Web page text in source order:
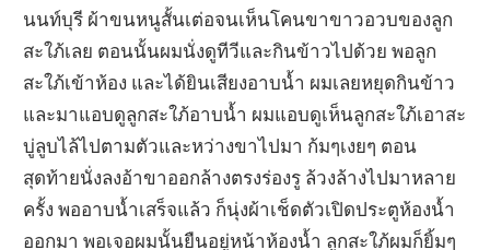
นนท์บุรี ผ้าขนหนูสั้นเต่อจนเห็นโคนขาขาวอวบของลูก
สะใภ้เลย ตอนนั้นผมนั่งดูทีวีและกินข้าวไปด้วย พอลูก
สะใภ้เข้าห้อง และได้ยินเสียงอาบน้ำ ผมเลยหยุดกินข้าว
และมาแอบดูลูกสะใภ้อาบน้ำ ผมแอบดูเห็นลูกสะใภ้เอาสะ
บู่ลูบไล้ไปตามตัวและหว่างขาไปมา ก้มๆเงยๆ ตอน
สุดท้ายนั่งลงอ้าขาออกล้างตรงร่องรู ล้วงล้างไปมาหลาย
ครั้ง พออาบน้ำเสร็จแล้ว ก็นุ่งผ้าเช็ดตัวเปิดประตูห้องน้ำ
ออกมา พอเจอผมนั้นยืนอยู่หน้าห้องน้ำ ลูกสะใภ้ผมก็ยิ้มๆ